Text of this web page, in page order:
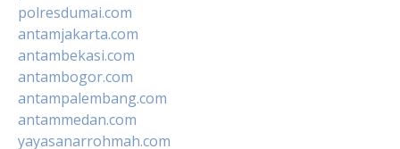
polresdumai.com
antamjakarta.com
antambekasi.com
antambogor.com
antampalembang.com
antammedan.com
yayasanarrohmah.com